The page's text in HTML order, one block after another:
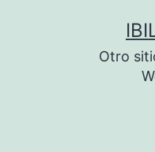
Otro